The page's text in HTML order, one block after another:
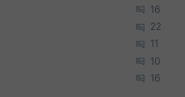
16
22
11
10
16